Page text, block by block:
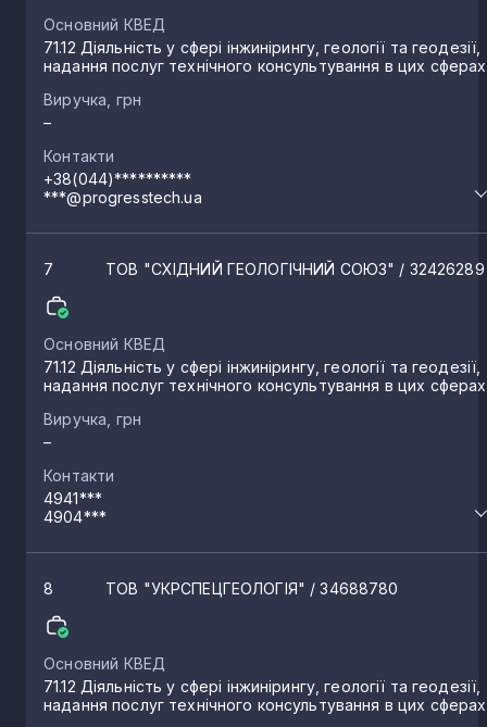
Основний КВЕД
71.12 Діяльність у сфері інжинірингу, геології та геодезії,
надання послуг технічного консультування в цих сферах
Виручка, грн
–
Контакти
+38(044)**********
***@progresstech.ua
7 ТОВ "СХІДНИЙ ГЕОЛОГІЧНИЙ СОЮЗ" / 32426289
Основний КВЕД
71.12 Діяльність у сфері інжинірингу, геології та геодезії,
надання послуг технічного консультування в цих сферах
Виручка, грн
–
Контакти
4941***
4904***
8 ТОВ "УКРСПЕЦГЕОЛОГІЯ" / 34688780
Основний КВЕД
71.12 Діяльність у сфері інжинірингу, геології та геодезії,
надання послуг технічного консультування в цих сферах